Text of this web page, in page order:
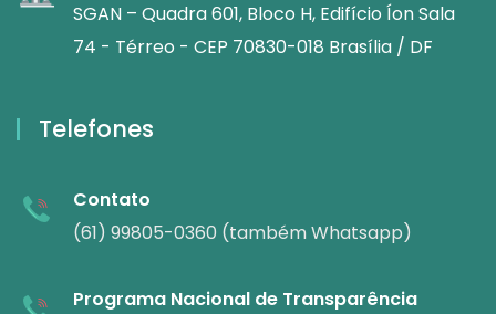
SGAN – Quadra 601, Bloco H, Edifício Íon Sala
74 - Térreo - CEP 70830-018 Brasília / DF
Telefones
Contato
(61) 99805-0360 (também Whatsapp)
Programa Nacional de Transparência